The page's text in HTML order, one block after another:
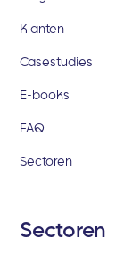
Klanten
Casestudies
E-books
FAQ
Sectoren
Sectoren